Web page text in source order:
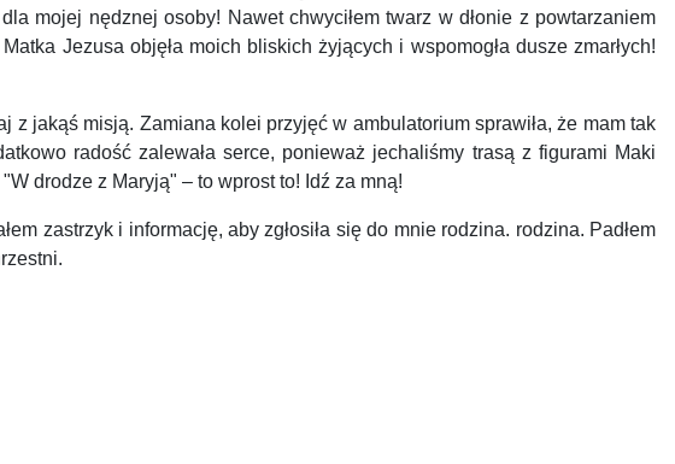
mojej nędznej osoby! Nawet chwyciłem twarz w dłonie z powtarzaniem
Jezusa objęła moich bliskich żyjących i wspomogła dusze zmarłych!
jakąś misją. Zamiana kolei przyjęć w ambulatorium sprawiła, że mam tak
radość zalewała serce, ponieważ jechaliśmy trasą z figurami Maki
drodze z Maryją" – to wprost to! Idź za mną!
zastrzyk i informację, aby zgłosiła się do mnie rodzina. rodzina. Padłem